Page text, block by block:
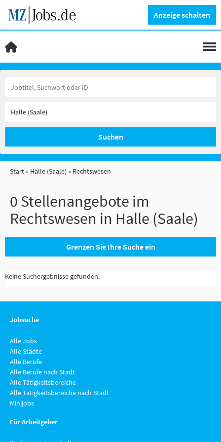
Anzeige schalten
Suchen
Start Halle (Saale) Rechtswesen
0 Stellenangebote im
Rechtswesen in Halle (Saale)
Grenzen Sie Ihre Suche ein
Keine Suchergebnisse gefunden.
Jobsuche
Alle Jobs
Alle Städte
Alle Berufe
Alle Berufe nach Stadt
Alle Tätigkeitsbereiche
Alle Tätigkeitsbereiche nach Stadt
Minijobs
Für Arbeitgeber